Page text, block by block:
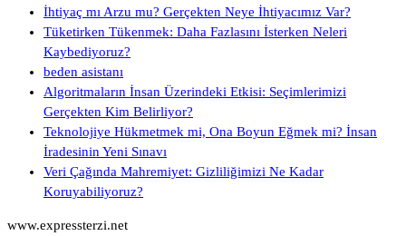
İhtiyaç mı Arzu mu? Gerçekten Neye İhtiyacımız Var?
Tüketirken Tükenmek: Daha Fazlasını İsterken Neleri
Kaybediyoruz?
beden asistanı
Algoritmaların İnsan Üzerindeki Etkisi: Seçimlerimizi
Gerçekten Kim Belirliyor?
Teknolojiye Hükmetmek mi, Ona Boyun Eğmek mi? İnsan
İradesinin Yeni Sınavı
Veri Çağında Mahremiyet: Gizliliğimizi Ne Kadar
Koruyabiliyoruz?
www.expressterzi.net